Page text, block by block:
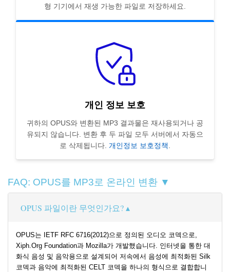
형 기기에서 재생 가능한 파일로 저장하세요.
개인 정보 보호
귀하의 OPUS와 변환된 MP3 결과물은 재사용되거나 공
유되지 않습니다. 변환 후 두 파일 모두 서버에서 자동으
로 삭제됩니다. 개인정보 보호정책.
FAQ: OPUS를 MP3로 온라인 변환 ▼
OPUS 파일이란 무엇인가요?
OPUS는 IETF RFC 6716(2012)으로 정의된 오디오 코덱으로,
Xiph.Org Foundation과 Mozilla가 개발했습니다. 인터넷을 통한 대
화식 음성 및 음악용으로 설계되어 저속에서 음성에 최적화된 Silk
코덱과 음악에 최적화된 CELT 코덱을 하나의 형식으로 결합합니